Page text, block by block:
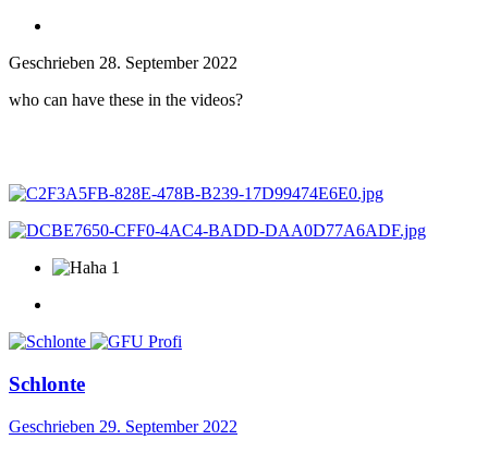
Geschrieben 28. September 2022
who can have these in the videos?
1
Schlonte
Geschrieben 29. September 2022